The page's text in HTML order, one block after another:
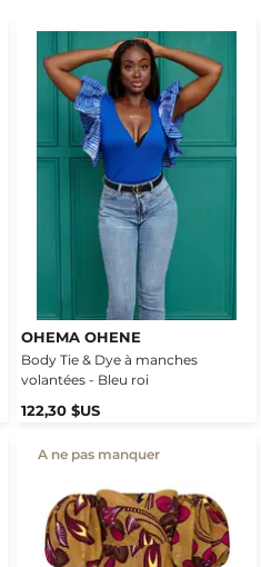
OHEMA OHENE
Body Tie & Dye à manches
volantées - Bleu roi
122,30 $US
A ne pas manquer